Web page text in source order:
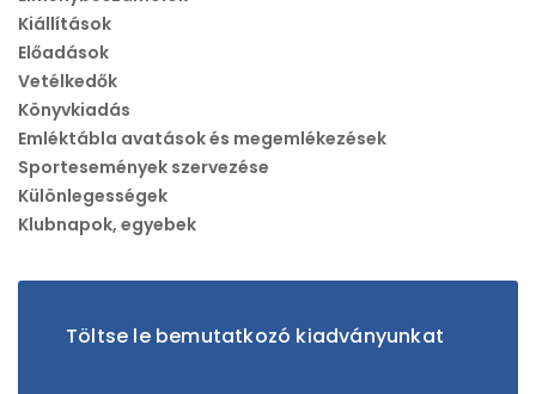
Kiállítások
Előadások
Vetélkedők
Könyvkiadás
Emléktábla avatások és megemlékezések
Sportesemények szervezése
Különlegességek
Klubnapok, egyebek
Töltse le bemutatkozó kiadványunkat